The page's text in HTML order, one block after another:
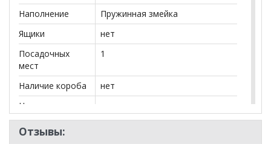
Наполнение
Пружинная змейка
Ящики
нет
Посадочных
мест
1
Наличие короба
нет
Наличие спинки
Высота
посадочного
Отзывы: